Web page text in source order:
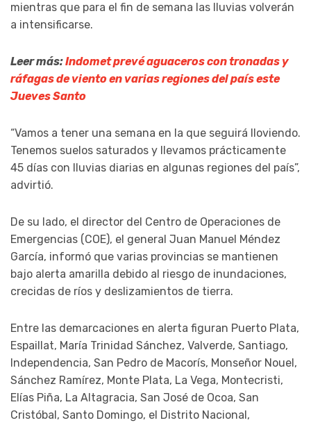
mientras que para el fin de semana las lluvias volverán
a intensificarse.
Leer más:Indomet prevé aguaceros con tronadas y
ráfagas de viento en varias regiones del país este
Jueves Santo
“Vamos a tener una semana en la que seguirá lloviendo.
Tenemos suelos saturados y llevamos prácticamente
45 días con lluvias diarias en algunas regiones del país”,
advirtió.
De su lado, el director del Centro de Operaciones de
Emergencias (COE), el general Juan Manuel Méndez
García, informó que varias provincias se mantienen
bajo alerta amarilla debido al riesgo de inundaciones,
crecidas de ríos y deslizamientos de tierra.
Entre las demarcaciones en alerta figuran Puerto Plata,
Espaillat, María Trinidad Sánchez, Valverde, Santiago,
Independencia, San Pedro de Macorís, Monseñor Nouel,
Sánchez Ramírez, Monte Plata, La Vega, Montecristi,
Elías Piña, La Altagracia, San José de Ocoa, San
Cristóbal, Santo Domingo, el Distrito Nacional,